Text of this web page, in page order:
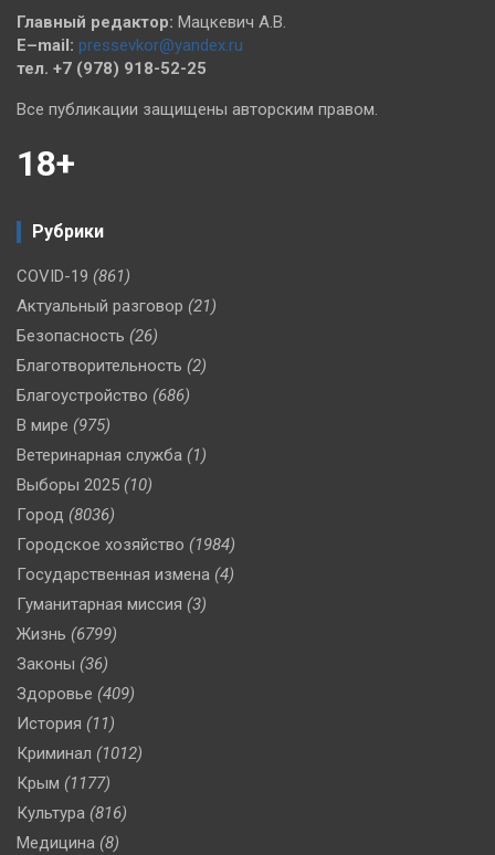
Главный редактор: Мацкевич А.В.
E–mail: pressevkor@yandex.ru
тел. +7 (978) 918-52-25
Все публикации защищены авторским правом.
18+
Рубрики
COVID-19 (861)
Актуальный разговор (21)
Безопасность (26)
Благотворительность (2)
Благоустройство (686)
В мире (975)
Ветеринарная служба (1)
Выборы 2025 (10)
Город (8036)
Городское хозяйство (1984)
Государственная измена (4)
Гуманитарная миссия (3)
Жизнь (6799)
Законы (36)
Здоровье (409)
История (11)
Криминал (1012)
Крым (1177)
Культура (816)
Медицина (8)